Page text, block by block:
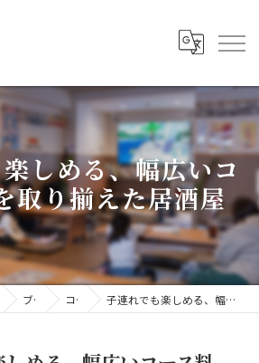
しめる、幅広いコ
取り揃えた居酒屋
ブログ コラム 子連れでも楽しめる、幅広いコース料理を取り揃えた居酒屋